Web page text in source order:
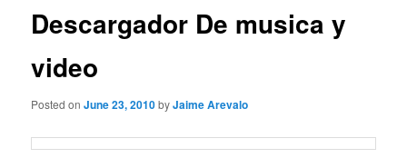
Descargador De musica y
video
Posted onJune 23, 2010byJaime Arevalo